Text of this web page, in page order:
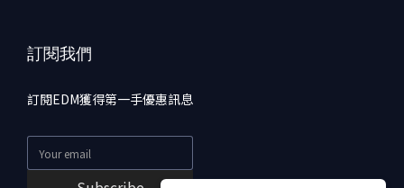
訂閱我們
訂閱EDM獲得第一手優惠訊息